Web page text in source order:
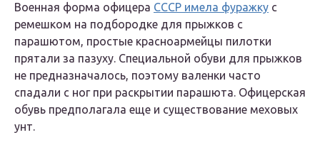
Военная форма офицера СССР имела фуражку с
ремешком на подбородке для прыжков с
парашютом, простые красноармейцы пилотки
прятали за пазуху. Специальной обуви для прыжков
не предназначалось, поэтому валенки часто
спадали с ног при раскрытии парашюта. Офицерская
обувь предполагала еще и существование меховых
унт.